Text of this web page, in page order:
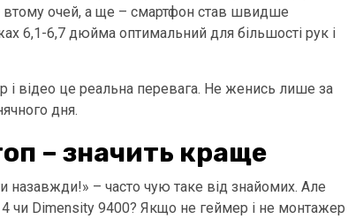
втому очей, а ще – смартфон став швидше
6,1-6,7 дюйма оптимальний для більшості рук і
і відео це реальна перевага. Не женись лише за
дня.
– значить краще
назавжди!» – часто чую таке від знайомих. Але
4 чи Dimensity 9400? Якщо не геймер і не монтажер